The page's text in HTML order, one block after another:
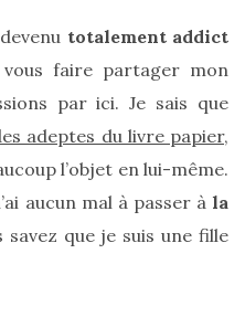
totalement addict
faire partager mon
par ici. Je sais que
adeptes du livre papier,
l’objet en lui-même.
aucun mal à passer à la
savez que je suis une fille